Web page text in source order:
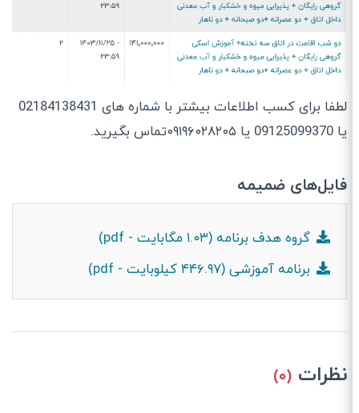
لطفا برای کسب اطلاعات بیشتر با شماره های 02184138431
یا 09125099370 یا ۰۹۱۹۶۰۲۸۲۰۵تماس بگیرید.
فایل‌های ضمیمه
گروه هدف برنامه (۱.۰۳ مگابایت - pdf)
برنامه آموزشی (۴۴۶.۹۷ کیلوبایت - pdf)
نظرات